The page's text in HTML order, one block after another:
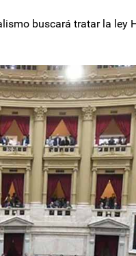
buscará tratar la ley